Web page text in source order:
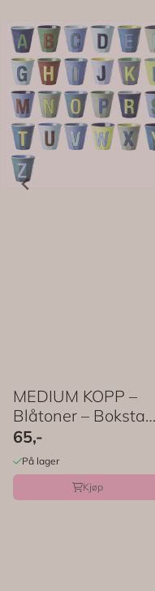
MEDIUM KOPP –
Blåtoner – Bokstav
– Rice
65,-
På lager
Kjøp